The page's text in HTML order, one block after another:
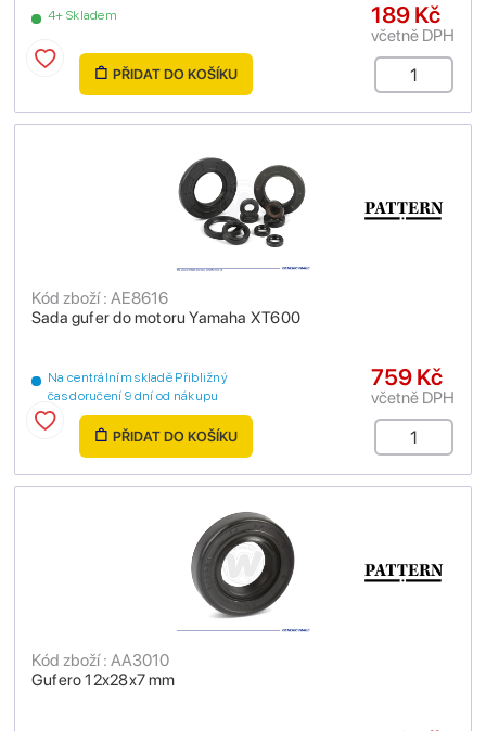
4+ Skladem 189 Kč
včetně DPH
PŘIDAT DO KOŠÍKU
Sada gufer do motoru Yamaha XT600
Kód zboží : AE8616
Na centrálním skladě Přibližný
čas doručení 9 dní od nákupu
759 Kč
včetně DPH
PŘIDAT DO KOŠÍKU
Gufero 12x28x7 mm
Kód zboží : AA3010